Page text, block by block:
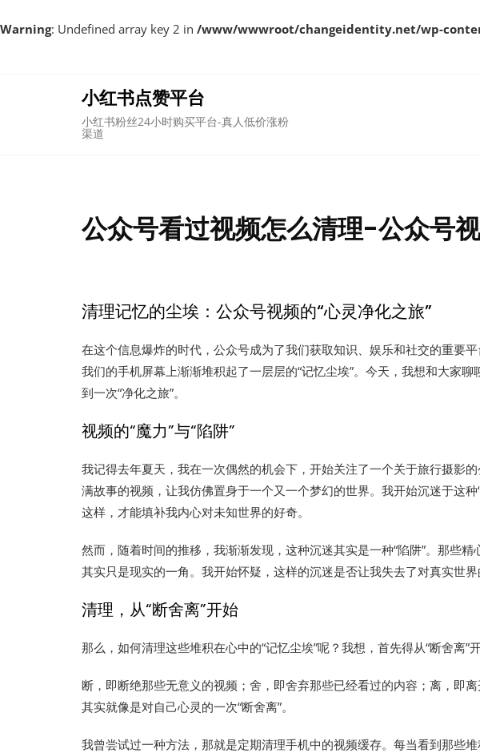
Warning: Undefined array key 2 in /www/wwwroot/changeidentity.net/wp-
小红书点赞平台
小红书粉丝24小时购买平台-真人低价涨粉
渠道
公众号看过视频怎么清理-公众号
清理记忆的尘埃：公众号视频的“心灵净化之旅”
在这个信息爆炸的时代，公众号成为了我们获取知识、娱乐和社交的重要
我们的手机屏幕上渐渐堆积起了一层层的“记忆尘埃”。今天，我想和大家
到一次“净化之旅”。
视频的“魔力”与“陷阱”
我记得去年夏天，我在一次偶然的机会下，开始关注了一个关于旅行摄影
满故事的视频，让我仿佛置身于一个又一个梦幻的世界。我开始沉迷于这
这样，才能填补我内心对未知世界的好奇。
然而，随着时间的推移，我渐渐发现，这种沉迷其实是一种“陷阱”。那些精
其实只是现实的一角。我开始怀疑，这样的沉迷是否让我失去了对真实世界
清理，从“断舍离”开始
那么，如何清理这些堆积在心中的“记忆尘埃”呢？我想，首先得从“断舍离”开
断，即断绝那些无意义的视频；舍，即舍弃那些已经看过的内容；离，即
其实就像是对自己心灵的一次“断舍离”。
我曾尝试过一种方法，那就是定期清理手机中的视频缓存。每当看到那些